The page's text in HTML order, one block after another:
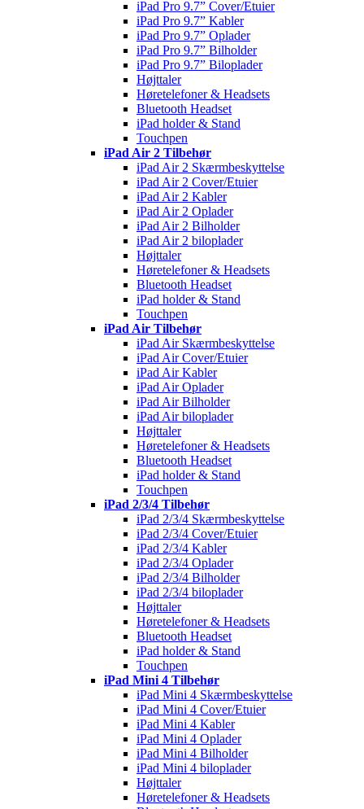
iPad Pro 9.7” Cover/Etuier
iPad Pro 9.7” Kabler
iPad Pro 9.7” Oplader
iPad Pro 9.7” Bilholder
iPad Pro 9.7” Biloplader
Højttaler
Høretelefoner & Headsets
Bluetooth Headset
iPad holder & Stand
Touchpen
iPad Air 2 Tilbehør
iPad Air 2 Skærmbeskyttelse
iPad Air 2 Cover/Etuier
iPad Air 2 Kabler
iPad Air 2 Oplader
iPad Air 2 Bilholder
iPad Air 2 biloplader
Højttaler
Høretelefoner & Headsets
Bluetooth Headset
iPad holder & Stand
Touchpen
iPad Air Tilbehør
iPad Air Skærmbeskyttelse
iPad Air Cover/Etuier
iPad Air Kabler
iPad Air Oplader
iPad Air Bilholder
iPad Air biloplader
Højttaler
Høretelefoner & Headsets
Bluetooth Headset
iPad holder & Stand
Touchpen
iPad 2/3/4 Tilbehør
iPad 2/3/4 Skærmbeskyttelse
iPad 2/3/4 Cover/Etuier
iPad 2/3/4 Kabler
iPad 2/3/4 Oplader
iPad 2/3/4 Bilholder
iPad 2/3/4 biloplader
Højttaler
Høretelefoner & Headsets
Bluetooth Headset
iPad holder & Stand
Touchpen
iPad Mini 4 Tilbehør
iPad Mini 4 Skærmbeskyttelse
iPad Mini 4 Cover/Etuier
iPad Mini 4 Kabler
iPad Mini 4 Oplader
iPad Mini 4 Bilholder
iPad Mini 4 biloplader
Højttaler
Høretelefoner & Headsets